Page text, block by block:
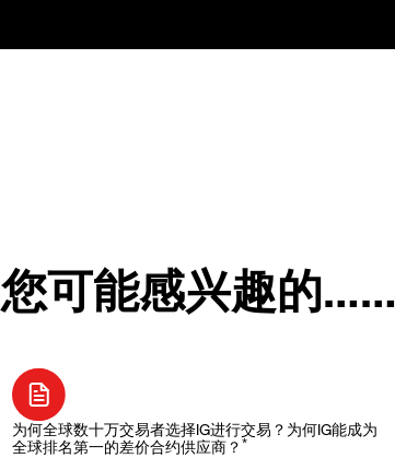
您可能感兴趣的……
为何全球数十万交易者选择IG进行交易？为何IG能成为
全球排名第一的差价合约供应商？*